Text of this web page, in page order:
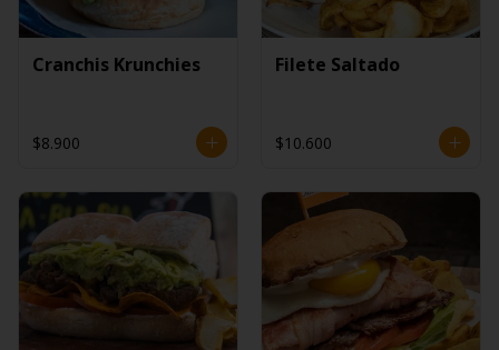
Cranchis Krunchies
$8.900
Filete Saltado
$10.600